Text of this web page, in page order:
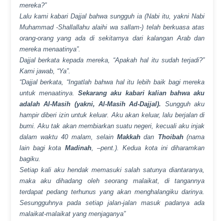
mereka?”
Lalu kami kabari Dajjal bahwa sungguh ia (Nabi itu, yakni Nabi
Muhammad -Shallallahu alaihi wa sallam-) telah berkuasa atas
orang-orang yang ada di sekitarnya dari kalangan Arab dan
mereka menaatinya”.
Dajjal berkata kepada mereka, “Apakah hal itu sudah terjadi?”
Kami jawab, “Ya”.
“Dajjal berkata, “Ingatlah bahwa hal itu lebih baik bagi mereka
untuk menaatinya.Sekarang aku kabari kalian bahwa aku
adalah Al-Masih (yakni, Al-Masih Ad-Dajjal). Sungguh aku
hampir diberi izin untuk keluar. Aku akan keluar, lalu berjalan di
bumi. Aku tak akan membiarkan suatu negeri, kecuali aku injak
dalam waktu 40 malam, selain Makkahdan Thoibah(nama
lain bagi kota Madinah, –pent.). Kedua kota ini diharamkan
bagiku.
Setiap kali aku hendak memasuki salah satunya diantaranya,
maka aku dihadang oleh seorang malaikat, di tangannya
terdapat pedang terhunus yang akan menghalangiku darinya.
Sesungguhnya pada setiap jalan-jalan masuk padanya ada
malaikat-malaikat yang menjaganya”